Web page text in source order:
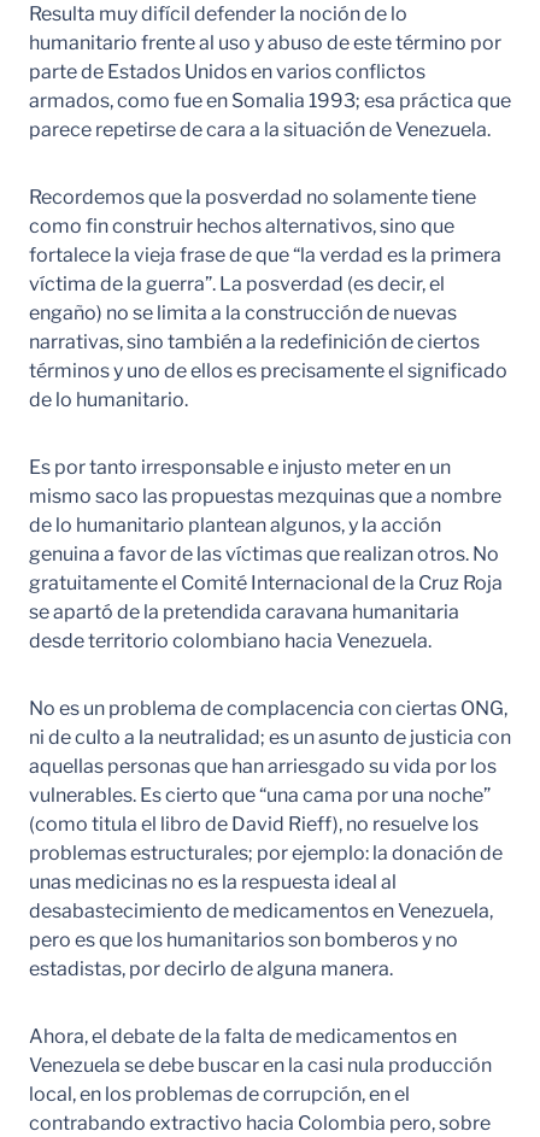
Resulta muy difícil defender la noción de lo
humanitario frente al uso y abuso de este término por
parte de Estados Unidos en varios conflictos
armados, como fue en Somalia 1993; esa práctica que
parece repetirse de cara a la situación de Venezuela.
Recordemos que la posverdad no solamente tiene
como fin construir hechos alternativos, sino que
fortalece la vieja frase de que “la verdad es la primera
víctima de la guerra”. La posverdad (es decir, el
engaño) no se limita a la construcción de nuevas
narrativas, sino también a la redefinición de ciertos
términos y uno de ellos es precisamente el significado
de lo humanitario.
Es por tanto irresponsable e injusto meter en un
mismo saco las propuestas mezquinas que a nombre
de lo humanitario plantean algunos, y la acción
genuina a favor de las víctimas que realizan otros. No
gratuitamente el Comité Internacional de la Cruz Roja
se apartó de la pretendida caravana humanitaria
desde territorio colombiano hacia Venezuela.
No es un problema de complacencia con ciertas ONG,
ni de culto a la neutralidad; es un asunto de justicia con
aquellas personas que han arriesgado su vida por los
vulnerables. Es cierto que “una cama por una noche”
(como titula el libro de David Rieff), no resuelve los
problemas estructurales; por ejemplo: la donación de
unas medicinas no es la respuesta ideal al
desabastecimiento de medicamentos en Venezuela,
pero es que los humanitarios son bomberos y no
estadistas, por decirlo de alguna manera.
Ahora, el debate de la falta de medicamentos en
Venezuela se debe buscar en la casi nula producción
local, en los problemas de corrupción, en el
contrabando extractivo hacia Colombia pero, sobre